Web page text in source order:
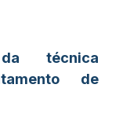
técnica
de